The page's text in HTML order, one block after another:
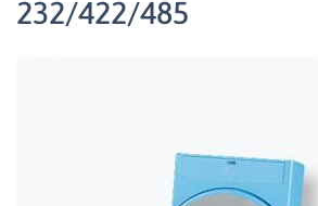
232/422/485